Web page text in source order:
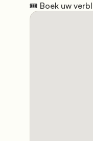
🎟️ Boek uw